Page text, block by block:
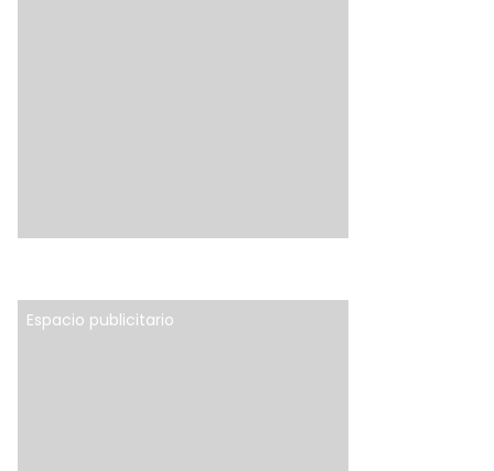
Espacio publicitario